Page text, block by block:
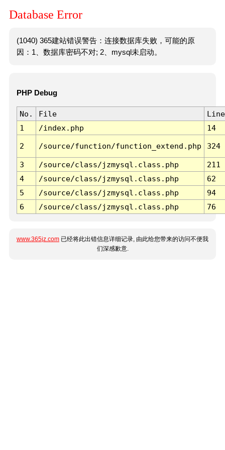
Database Error
(1040) 365建站错误警告：连接数据库失败，可能的原
因：1、数据库密码不对; 2、mysql未启动。
PHP Debug
No. File
Line
1
/index.php 14
2 /source/function/function_extend.php 324
3 /source/class/jzmysql.class.php
211
4
/source/class/jzmysql.class.php
62
5
/source/class/jzmysql.class.php
94
6
/source/class/jzmysql.class.php 76
www.365jz.com 已经将此出错信息详细记录, 由此给您带来的访问不便我
们深感歉意.